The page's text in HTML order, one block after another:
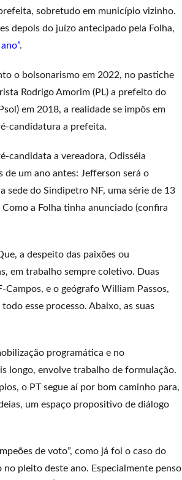
sobretudo em município vizinho.
depois do juízo antecipado pela Folha,
.
o bolsonarismo em 2022, no pastiche
Rodrigo Amorim (PL) a prefeito do
em 2018, a realidade se impôs em
candidatura a prefeita.
candidata a vereadora, Odisséia
de um ano antes: Jefferson será o
sede do Sindipetro NF, uma série de 13
a Folha tinha anunciado (confira
a despeito das paixões ou
em trabalho sempre coletivo. Duas
e o geógrafo William Passos,
esse processo. Abaixo, as suas
programática e no
longo, envolve trabalho de formulação.
o PT segue aí por bom caminho para,
um espaço propositivo de diálogo
de voto”, como já foi o caso do
pleito deste ano. Especialmente penso